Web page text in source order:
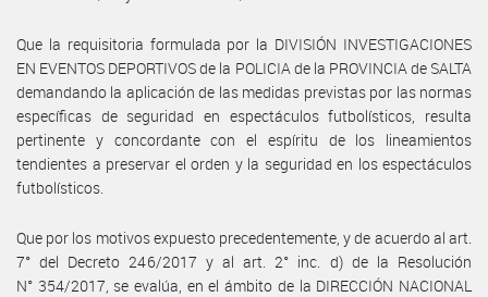
Que la requisitoria formulada por la DIVISIÓN INVESTIGACIONES
EN EVENTOS DEPORTIVOS de la POLICIA de la PROVINCIA de SALTA
demandando la aplicación de las medidas previstas por las normas
específicas de seguridad en espectáculos futbolísticos, resulta
pertinente y concordante con el espíritu de los lineamientos
tendientes a preservar el orden y la seguridad en los espectáculos
futbolísticos.
Que por los motivos expuesto precedentemente, y de acuerdo al art.
7° del Decreto 246/2017 y al art. 2° inc. d) de la Resolución
N° 354/2017, se evalúa, en el ámbito de la DIRECCIÓN NACIONAL